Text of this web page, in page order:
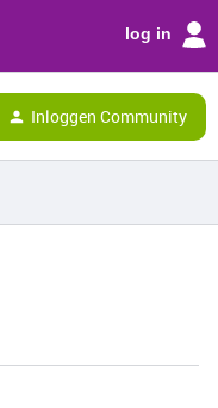
log in
Inloggen Community